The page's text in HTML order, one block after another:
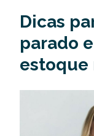
Dicas
parado
estoque